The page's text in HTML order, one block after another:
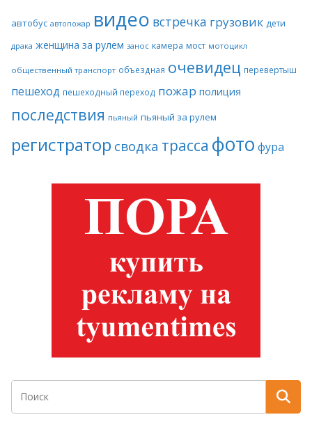
автобус автопожар видео встречка грузовик дети
драка женщина за рулем занос камера мост мотоцикл
общественный транспорт объездная очевидец перевертыш
пешеход пешеходный переход пожар полиция
последствия пьяный пьяный за рулем
регистратор сводка трасса фото фура